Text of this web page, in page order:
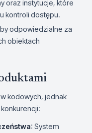
oraz instytucje, które
kontroli dostępu.
odpowiedzialne za
obiektach
kodowych, jednak
: System